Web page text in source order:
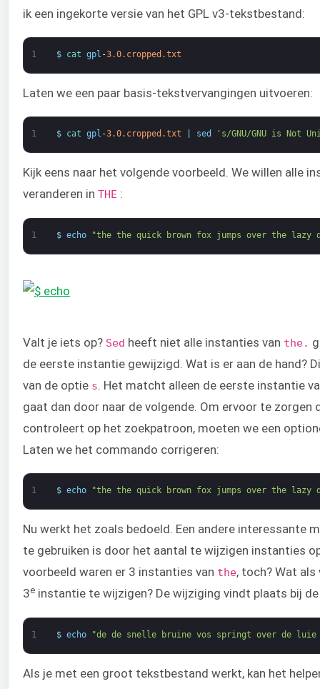
ik een ingekorte versie van het GPL v3-tekstbestand:
1 $ cat gpl -3.0.cropped.txt
Laten we een paar basis-tekstvervangingen uitvoeren:
1 $ cat gpl -3.0.cropped.txt sed 's/GNU/GNU is Not
Kijk eens naar het volgende voorbeeld. We willen alle
veranderen in THE :
1 $ echo "the the quick brown fox jumps over the lazy
Valt je iets op? Sed heeft niet alle instanties van the.
de eerste instantie gewijzigd. Wat is er aan de hand?
van de optie s. Het matcht alleen de eerste instantie
gaat dan door naar de volgende. Om ervoor te zorgen
controleert op het zoekpatroon, moeten we een
Laten we het commando corrigeren:
1 $ echo "the the quick brown fox jumps over the lazy
Nu werkt het zoals bedoeld. Een andere interessante
te gebruiken is door het aantal te wijzigen instanties
voorbeeld waren er 3 instanties van the, toch? Wat als
3e instantie te wijzigen? De wijziging vindt plaats bij
1 $ echo "de de snelle bruine vos springt over de luie
Als je met een groot tekstbestand werkt, kan het